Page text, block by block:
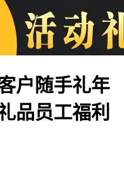
户随手礼年
品员工福利